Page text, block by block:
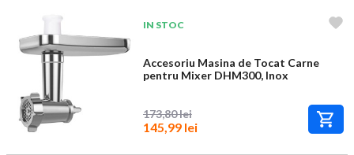
IN STOC
Accesoriu Masina de Tocat Carne
pentru Mixer DHM300, Inox
173,80 lei
145,99 lei